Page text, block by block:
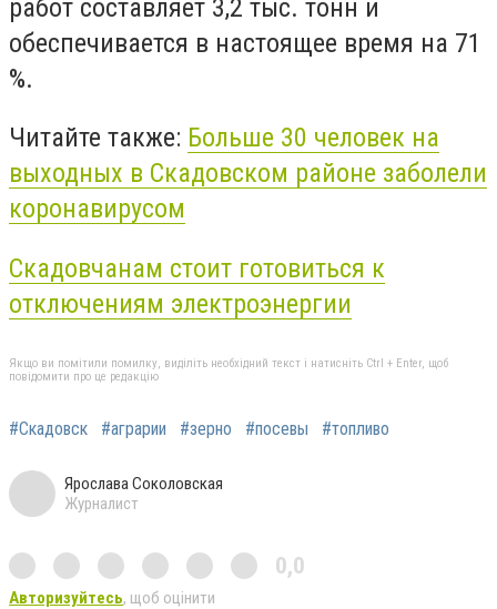
работ составляет 3,2 тыс. тонн и
обеспечивается в настоящее время на 71
%.
Читайте также: Больше 30 человек на
выходных в Скадовском районе заболели
коронавирусом
Скадовчанам стоит готовиться к
отключениям электроэнергии
Якщо ви помітили помилку, виділіть необхідний текст і натисніть Ctrl + Enter, щоб
повідомити про це редакцію
#Скадовск #аграрии #зерно #посевы #топливо
Ярослава Соколовская
Журналист
0,0
Авторизуйтесь, щоб оцінити